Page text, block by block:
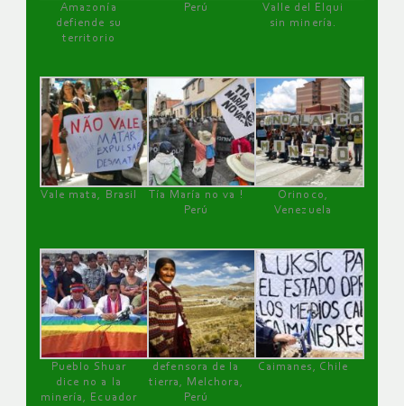
Amazonía
defiende su
territorio
Perú
Valle del Elqui
sin minería.
Vale mata, Brasil
Tía María no va !
Perú
Orinoco,
Venezuela
Pueblo Shuar
dice no a la
minería, Ecuador
defensora de la
tierra, Melchora,
Perú
Caimanes, Chile